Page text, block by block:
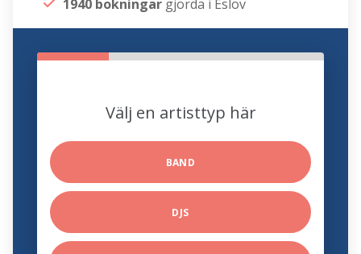
1940 bokningar gjorda i Eslöv
Välj en artisttyp här
BAND
DJS